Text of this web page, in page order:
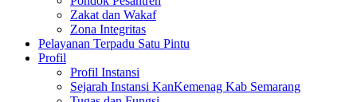
Zakat dan Wakaf
Zona Integritas
Pelayanan Terpadu Satu Pintu
Profil
Profil Instansi
Sejarah Instansi KanKemenag Kab Semarang